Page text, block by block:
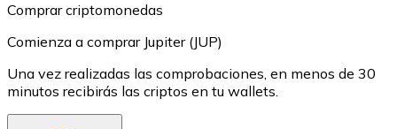
Comprar criptomonedas
Comienza a comprar Jupiter (JUP)
Una vez realizadas las comprobaciones, en menos de 30
minutos recibirás las criptos en tu wallets.